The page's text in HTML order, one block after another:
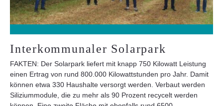
Interkommunaler Solarpark
FAKTEN: Der Solarpark liefert mit knapp 750 Kilowatt Leistung
einen Ertrag von rund 800.000 Kilowattstunden pro Jahr. Damit
können etwa 330 Haushalte versorgt werden. Verbaut werden
Siliziummodule, die zu mehr als 90 Prozent recycelt werden